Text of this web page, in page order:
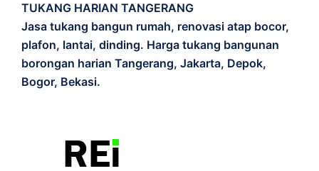
TUKANG HARIAN TANGERANG
Jasa tukang bangun rumah, renovasi atap bocor,
plafon, lantai, dinding. Harga tukang bangunan
borongan harian Tangerang, Jakarta, Depok,
Bogor, Bekasi.